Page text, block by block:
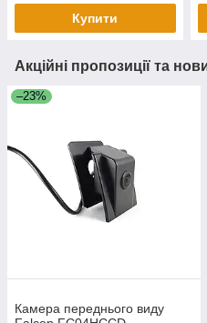
Купити
Акційні пропозиції та
–23%
Камера переднього виду